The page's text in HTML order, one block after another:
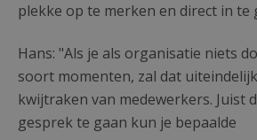
plekke op te merken en direct in te
Hans: "Als je als organisatie niets
soort momenten, zal dat
kwijtraken van medewerkers. Juist
gesprek te gaan kun je bepaalde